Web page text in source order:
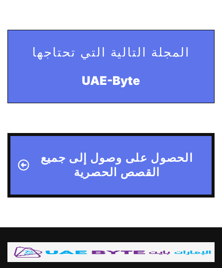
المجلة التالية التي تحتاجها
UAE-Byte
الحصول على وصول إلى جميع
القصص الحصرية